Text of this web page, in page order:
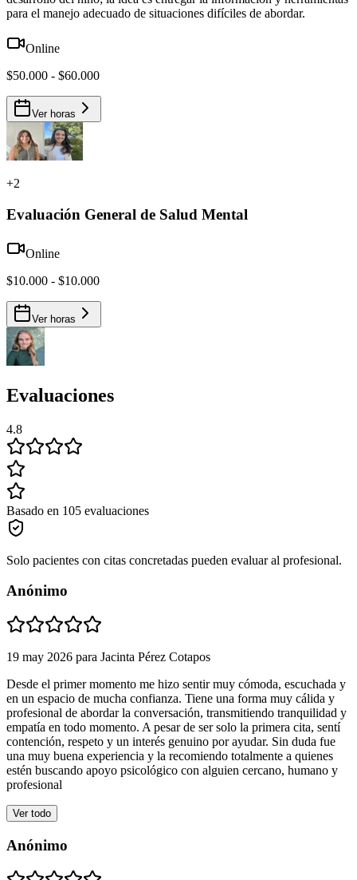
para el manejo adecuado de situaciones difíciles de abordar.
Online
$50.000 - $60.000
Ver horas
+2
Evaluación General de Salud Mental
Online
$10.000 - $10.000
Ver horas
Evaluaciones
4.8
Basado en 105 evaluaciones
Solo pacientes con citas concretadas pueden evaluar al profesional.
Anónimo
19 may 2026 para Jacinta Pérez Cotapos
Desde el primer momento me hizo sentir muy cómoda, escuchada y
en un espacio de mucha confianza. Tiene una forma muy cálida y
profesional de abordar la conversación, transmitiendo tranquilidad y
empatía en todo momento. A pesar de ser solo la primera cita, sentí
contención, respeto y un interés genuino por ayudar. Sin duda fue
una muy buena experiencia y la recomiendo totalmente a quienes
estén buscando apoyo psicológico con alguien cercano, humano y
profesional
Ver todo
Anónimo